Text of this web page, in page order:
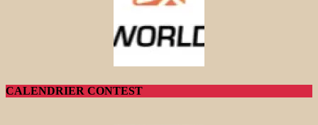
CALENDRIER CONTEST